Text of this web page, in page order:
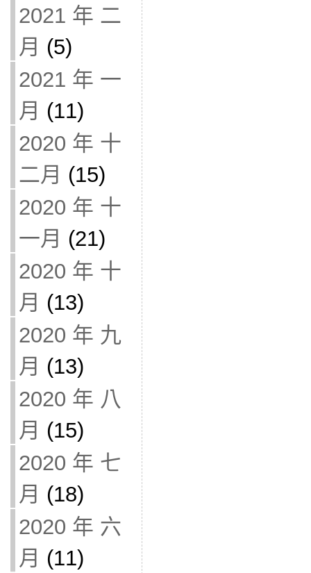
2021 年 二
月 (5)
2021 年 一
月 (11)
2020 年 十
二月 (15)
2020 年 十
一月 (21)
2020 年 十
月 (13)
2020 年 九
月 (13)
2020 年 八
月 (15)
2020 年 七
月 (18)
2020 年 六
月 (11)